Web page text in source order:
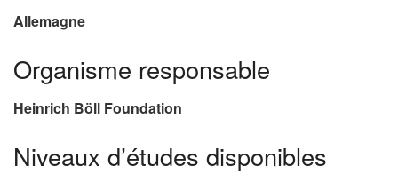
Allemagne
Organisme responsable
Heinrich Böll Foundation
Niveaux d’études disponibles